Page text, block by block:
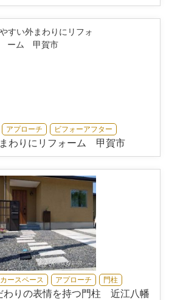
アプローチ ビフォーアフター
わりにリフォーム 甲賀市
カースペース アプローチ 門柱
わりの表情を持つ門柱 近江八幡